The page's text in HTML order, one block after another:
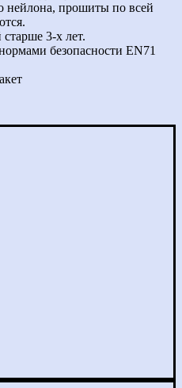
нейлона, прошиты по всей
старше 3-х лет.
безопасности EN71